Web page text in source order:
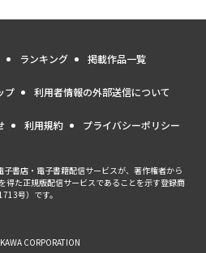
ランキング 掲載作品一覧
プ 利用者情報の外部送信について
利用規約 プライバシーポリシー
子書店・電子書籍配信サービスが、著作権者から
得た正規版配信サービスであることを示す登録商
号）です。
CORPORATION